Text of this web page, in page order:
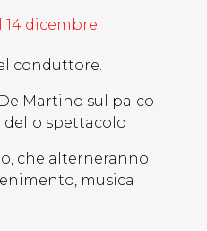
14 dicembre.
conduttore.
Martino sul palco
spettacolo
che alterneranno
musica